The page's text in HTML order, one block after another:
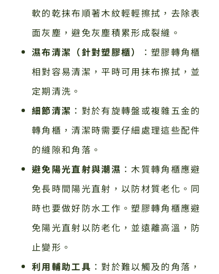
軟的乾抹布順著木紋輕輕擦拭，去除表
面灰塵，避免灰塵積累形成裂縫。
濕布清潔（針對塑膠櫃）
：塑膠轉角櫃
相對容易清潔，平時可用抹布擦拭，並
定期清洗。
細節清潔 ：對於有旋轉盤或複雜五金的
轉角櫃，清潔時需要仔細處理這些配件
的縫隙和角落。
避免陽光直射與潮濕 ：木質轉角櫃應避
免長時間陽光直射，以防材質老化。同
時也要做好防水工作。塑膠轉角櫃應避
免陽光直射以防老化，並遠離高溫，防
止變形。
利用輔助工具 ：對於難以觸及的角落，